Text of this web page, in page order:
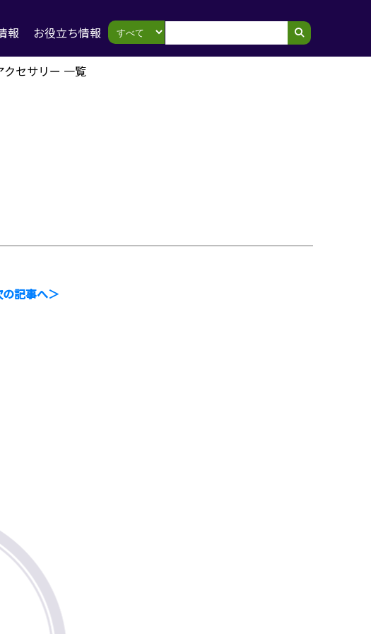
報 お役立ち情報
クセサリー 一覧
記事へ＞